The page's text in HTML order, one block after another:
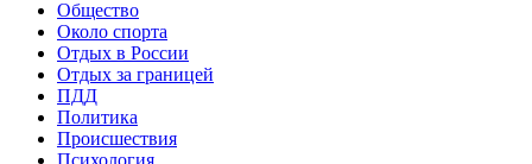
Общество
Около спорта
Отдых в России
Отдых за границей
ПДД
Политика
Происшествия
Психология